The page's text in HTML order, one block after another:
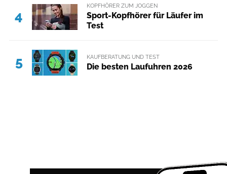
4
KOPFHÖRER ZUM JOGGEN
Sport-Kopfhörer für Läufer im
Test
5 KAUFBERATUNG UND TEST
Die besten Laufuhren 2026